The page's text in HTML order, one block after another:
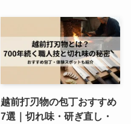
越前打刃物の包丁おすすめ
7選｜切れ味・研ぎ直し・